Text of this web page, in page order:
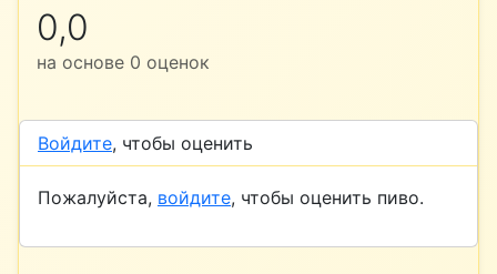
0,0
на основе 0 оценок
Войдите, чтобы оценить
Пожалуйста, войдите, чтобы оценить пиво.